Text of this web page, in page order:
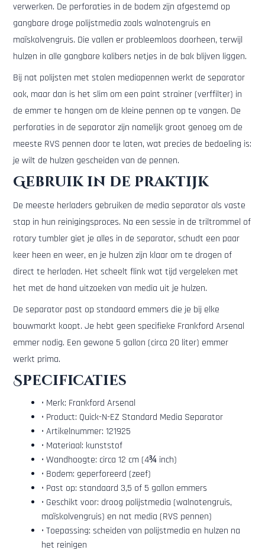
verwerken. De perforaties in de bodem zijn afgestemd op
gangbare droge polijstmedia zoals walnotengruis en
maïskolvengruis. Die vallen er probleemloos doorheen, terwijl
hulzen in alle gangbare kalibers netjes in de bak blijven liggen.
Bij nat polijsten met stalen mediapennen werkt de separator
ook, maar dan is het slim om een paint strainer (verffilter) in
de emmer te hangen om de kleine pennen op te vangen. De
perforaties in de separator zijn namelijk groot genoeg om de
meeste RVS pennen door te laten, wat precies de bedoeling is:
je wilt de hulzen gescheiden van de pennen.
Gebruik in de praktijk
De meeste herladers gebruiken de media separator als vaste
stap in hun reinigingsproces. Na een sessie in de triltrommel of
rotary tumbler giet je alles in de separator, schudt een paar
keer heen en weer, en je hulzen zijn klaar om te drogen of
direct te herladen. Het scheelt flink wat tijd vergeleken met
het met de hand uitzoeken van media uit je hulzen.
De separator past op standaard emmers die je bij elke
bouwmarkt koopt. Je hebt geen specifieke Frankford Arsenal
emmer nodig. Een gewone 5 gallon (circa 20 liter) emmer
werkt prima.
Specificaties
• Merk: Frankford Arsenal
• Product: Quick-N-EZ Standard Media Separator
• Artikelnummer: 121925
• Materiaal: kunststof
• Wandhoogte: circa 12 cm (4¾ inch)
• Bodem: geperforeerd (zeef)
• Past op: standaard 3,5 of 5 gallon emmers
• Geschikt voor: droog polijstmedia (walnotengruis,
maïskolvengruis) en nat media (RVS pennen)
• Toepassing: scheiden van polijstmedia en hulzen na
het reinigen